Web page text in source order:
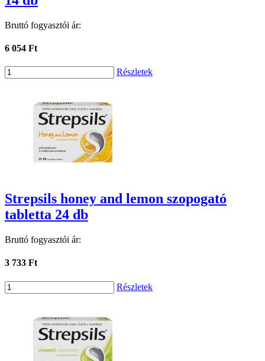
Bruttó fogyasztói ár:
6 054 Ft
Részletek
Strepsils honey and lemon szopogató
tabletta 24 db
Bruttó fogyasztói ár:
3 733 Ft
Részletek